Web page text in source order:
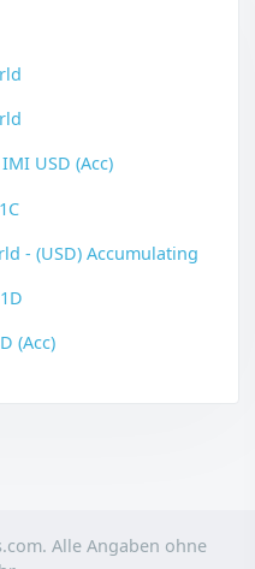
USD (Acc)
- (USD) Accumulating
(Acc)
Alle Angaben ohne